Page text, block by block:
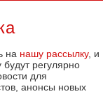
на нашу рассылку, и
регулярно
для
анонсы новых